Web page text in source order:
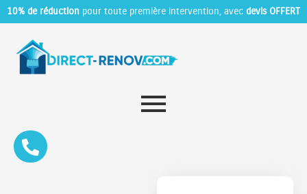
10% de réduction pour toute première intervention, avec devis OFFERT